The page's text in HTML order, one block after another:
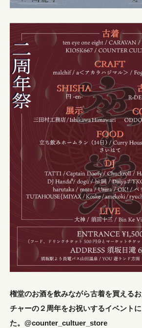
権堂のお酒を飲みながら古着を買える
チャーの２周年をお祝いするイベント
た。@counter_cultuer_store